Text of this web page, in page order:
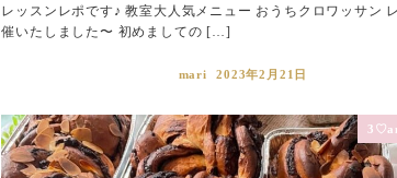
レッスンレポです♪ 教室大人気メニュー おうちクロワッサン
催いたしました〜 初めましての […]
mari 2023年2月21日